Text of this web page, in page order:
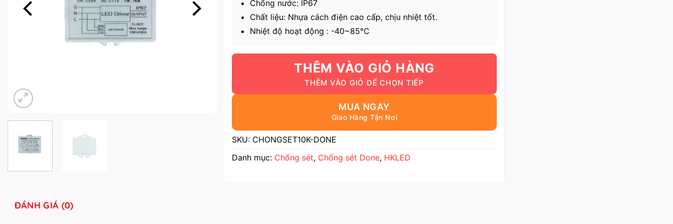
Chống nước: IP67
Chất liệu: Nhựa cách điện cao cấp, chịu nhiệt tốt.
Nhiệt độ hoạt động : -40~85°C
THÊM VÀO GIỎ HÀNG
MUA NGAY
SKU: CHONGSET10K-DONE
Danh mục: Chống sét, Chống sét Done, HKLED
ĐÁNH GIÁ (0)